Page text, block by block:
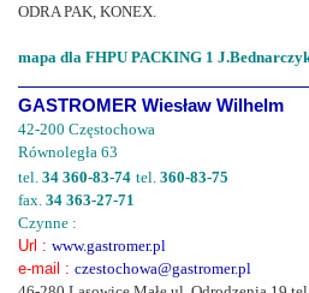
ODRA PAK, KONEX.
mapa dla FHPU PACKING 1
GASTROMER Wiesław Wilhelm
42-200 Częstochowa
Równoległa 63
tel. 34 360-83-74 tel. 360-83-75
fax. 34 363-27-71
Czynne :
Url : www.gastromer.pl
e-mail : czestochowa@gastromer.pl